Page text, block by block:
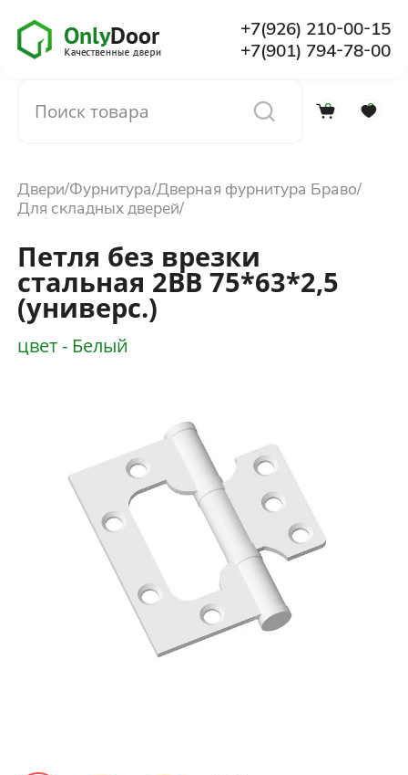
+7(926) 210-00-15
+7(901) 794-78-00
0 0
О компании
Установка
Доставка и оплата
Контакты
Фото работ
Двери Фурнитура Дверная фурнитура Браво
Для складных дверей
Петля без врезки
стальная 2ВВ 75*63*2,5
(универс.)
цвет - Белый